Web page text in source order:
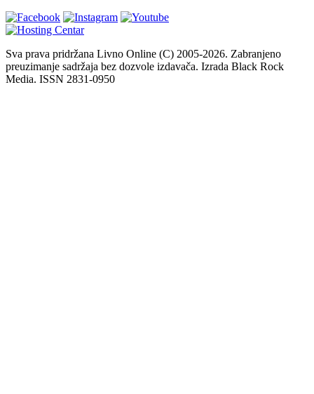
Sva prava pridržana Livno Online (C) 2005-2026. Zabranjeno
preuzimanje sadržaja bez dozvole izdavača. Izrada Black Rock
Media. ISSN 2831-0950